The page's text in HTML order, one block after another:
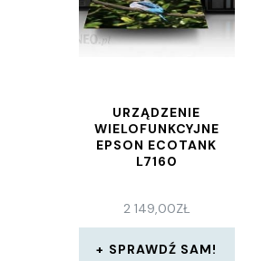
URZĄDZENIE
WIELOFUNKCYJNE
EPSON ECOTANK
L7160
2 149,00ZŁ
SPRAWDŹ SAM!